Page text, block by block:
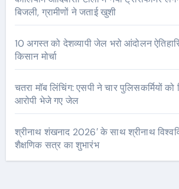
बिजली, ग्रामीणों ने जताई खुशी
10 अगस्त को देशव्यापी जेल भरो आंदोलन
किसान मोर्चा
चतरा मॉब लिंचिंग: एसपी ने चार पुलिसकर्मियों को
आरोपी भेजे गए जेल
श्रीनाथ शंखनाद 2026′ के साथ श्रीनाथ
शैक्षणिक सत्र का शुभारंभ